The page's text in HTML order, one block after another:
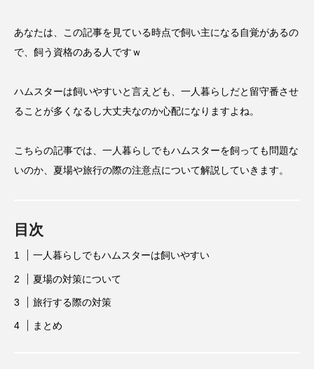
あなたは、この記事を見ている時点で飼い主になる自覚があるの
で、飼う資格のある人ですｗ
ハムスターは飼いやすいと言えども、一人暮らしだと留守番させ
ることが多くなるし大丈夫なのか心配になりますよね。
こちらの記事では、一人暮らしでもハムスターを飼っても問題な
いのか、夏場や旅行の際の注意点について解説していきます。
目次
一人暮らしでもハムスターは飼いやすい
夏場の対策について
旅行する際の対策
まとめ